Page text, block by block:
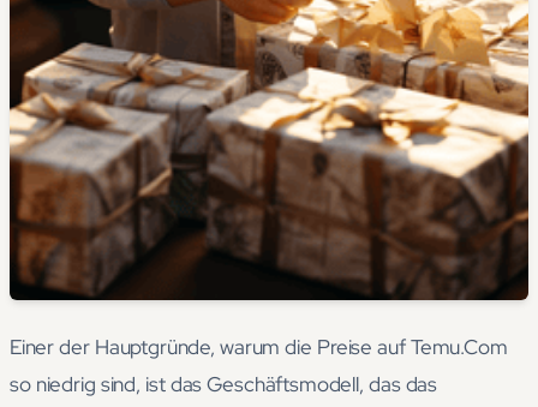
Einer der Hauptgründe, warum die Preise auf Temu.Com
so niedrig sind, ist das Geschäftsmodell, das das